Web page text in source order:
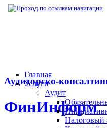
Аудиторско-
ФинИнформ
Главная
Услуги
Аудит
Налоговый